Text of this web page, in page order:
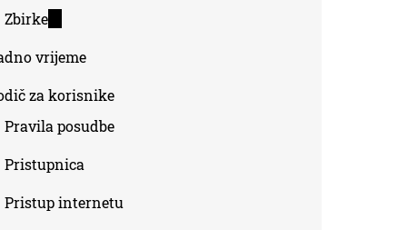
Zbirke(link
external)
vrijeme
za korisnike
Pravila posudbe
Pristupnica
Pristup internetu